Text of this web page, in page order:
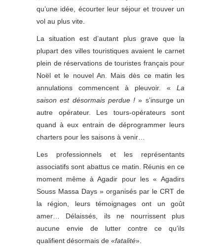
qu’une idée, écourter leur séjour et trouver un
vol au plus vite.
La situation est d’autant plus grave que la
plupart des villes touristiques avaient le carnet
plein de réservations de touristes français pour
Noël et le nouvel An. Mais dès ce matin les
annulations commencent à pleuvoir. « La
saison est désormais perdue ! » s’insurge un
autre opérateur. Les tours-opérateurs sont
quand à eux entrain de déprogrammer leurs
charters pour les saisons à venir…
Les professionnels et les représentants
associatifs sont abattus ce matin. Réunis en ce
moment même à Agadir pour les « Agadirs
Souss Massa Days » organisés par le CRT de
la région, leurs témoignages ont un goût
amer… Délaissés, ils ne nourrissent plus
aucune envie de lutter contre ce qu’ils
qualifient désormais de «fatalité».